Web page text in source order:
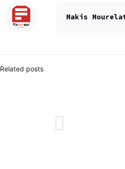
Makis
Related posts